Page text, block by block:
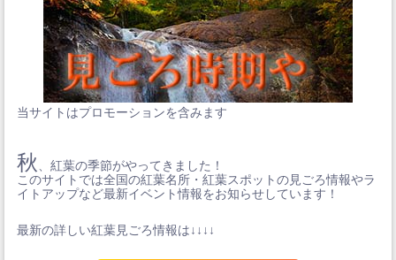
当サイトはプロモーションを含みます
秋
、紅葉の季節がやってきました！
このサイトでは全国の紅葉名所・紅葉スポットの見ごろ情報やラ
イトアップなど最新イベント情報をお知らせしています！
最新の詳しい紅葉見ごろ情報は↓↓↓↓